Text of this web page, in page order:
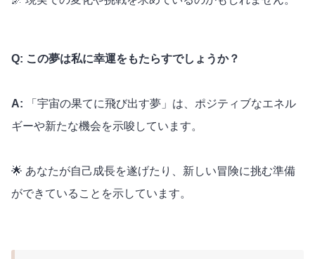
Q: この夢は私に幸運をもたらすでしょうか？
A:
「宇宙の果てに飛び出す夢」は、ポジティブなエネル
ギーや新たな機会を示唆しています。
🌟 あなたが自己成長を遂げたり、新しい冒険に挑む準備
ができていることを示しています。